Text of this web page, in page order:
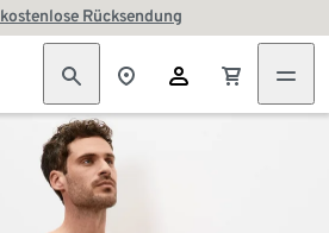
Rücksendung